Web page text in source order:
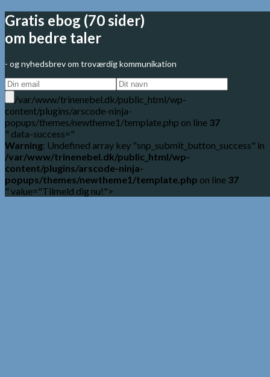
Gratis ebog (70 sider)
om bedre taler
- og nyhedsbrev om troværdig kommunikation
/var/www/trinenebel.dk/public_html/wp-
content/plugins/arscode-ninja-
popups/themes/newtheme1/template.php on line 37
" data-success="
Warning: Undefined array key "snp_submit_button_success" in
/var/www/trinenebel.dk/public_html/wp-
content/plugins/arscode-ninja-
popups/themes/newtheme1/template.php on line 37
" value="Tilmeld dig nu!">